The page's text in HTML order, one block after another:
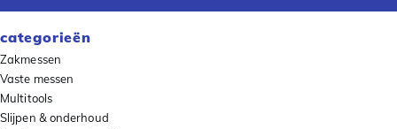
categorieën
Zakmessen
Vaste messen
Multitools
Slijpen & onderhoud